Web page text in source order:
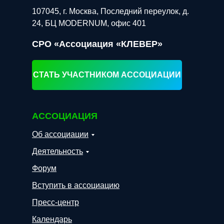
АССОЦИАЦИЯ
Об ассоциации
Деятельность
Форум
Вступить в ассоциацию
Пресс-центр
Календарь
107045, г. Москва, Последний переулок, д.
24, БЦ MODERNUM, офис 401
СРО «Ассоциация «КЛЕВЕР»
СТАТЬ УЧАСТНИКОМ АССОЦИАЦИИ